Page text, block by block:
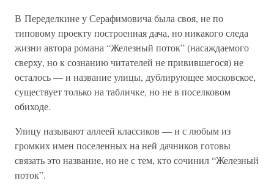
В Переделкине у Серафимовича была своя, не по
типовому проекту построенная дача, но никакого следа
жизни автора романа “Железный поток” (насаждаемого
сверху, но к сознанию читателей не привившегося) не
осталось — и название улицы, дублирующее московское,
существует только на табличке, но не в поселковом
обиходе.
Улицу называют аллеей классиков — и с любым из
громких имен поселенных на ней дачников готовы
связать это название, но не с тем, кто сочинил “Железный
поток”.